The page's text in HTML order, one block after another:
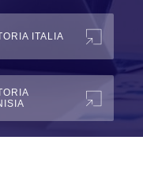
ITALIA